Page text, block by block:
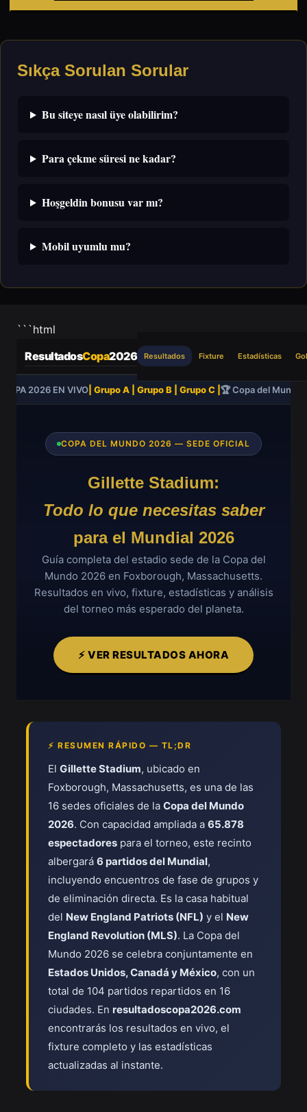
Sıkça Sorulan Sorular
Bu siteye nasıl üye olabilirim?
Para çekme süresi ne kadar?
Hoşgeldin bonusu var mı?
Mobil uyumlu mu?
```html
ResultadosCopa2026 Resultados Fixture Estadísticas
2026 EN VIVO| Grupo A | Grupo B | Grupo C | 🏆 Copa del Mundo
COPA DEL MUNDO 2026 — SEDE OFICIAL
Gillette Stadium:
Todo lo que necesitas saber
para el Mundial 2026
Guía completa del estadio sede de la Copa del
Mundo 2026 en Foxborough, Massachusetts.
Resultados en vivo, fixture, estadísticas y análisis
del torneo más esperado del planeta.
⚡ VER RESULTADOS AHORA
⚡ RESUMEN RÁPIDO — TL;DR
El Gillette Stadium, ubicado en
Foxborough, Massachusetts, es una de las
16 sedes oficiales de la Copa del Mundo
2026. Con capacidad ampliada a 65.878
espectadores para el torneo, este recinto
albergará 6 partidos del Mundial,
incluyendo encuentros de fase de grupos y
de eliminación directa. Es la casa habitual
del New England Patriots (NFL) y el New
England Revolution (MLS). La Copa del
Mundo 2026 se celebra conjuntamente en
Estados Unidos, Canadá y México, con un
total de 104 partidos repartidos en 16
ciudades. En resultadoscopa2026.com
encontrarás los resultados en vivo, el
fixture completo y las estadísticas
actualizadas al instante.